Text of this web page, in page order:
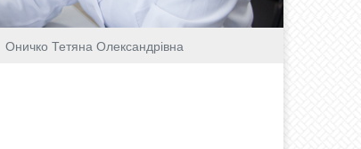
Оничко Тетяна Олександрівна